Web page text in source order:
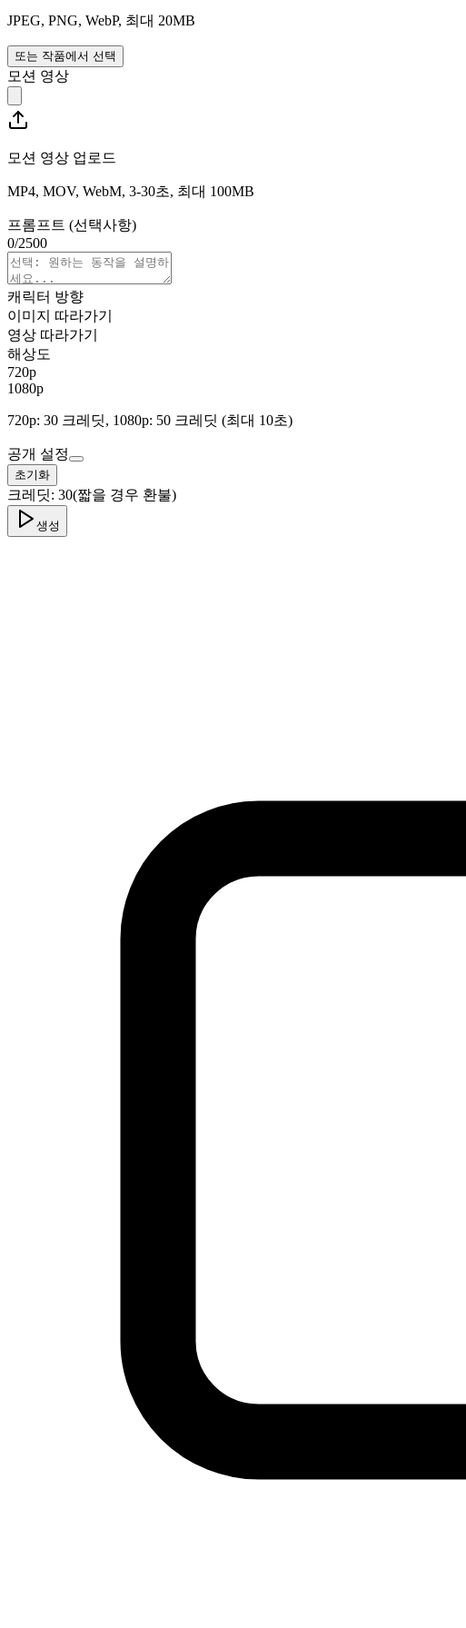
JPEG, PNG, WebP, 최대 20MB
또는 작품에서 선택
모션 영상
모션 영상 업로드
MP4, MOV, WebM, 3-30초, 최대 100MB
프롬프트 (선택사항)
0/2500
캐릭터 방향
이미지 따라가기
영상 따라가기
해상도
720p
1080p
720p: 30 크레딧, 1080p: 50 크레딧 (최대 10초)
공개 설정
초기화
크레딧: 30(짧을 경우 환불)
생성